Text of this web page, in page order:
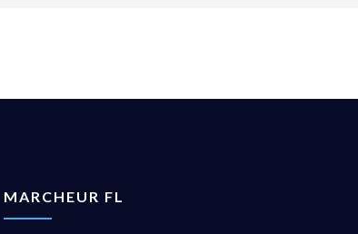
MARCHEUR FL